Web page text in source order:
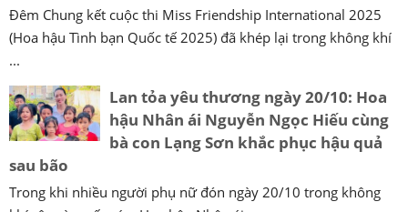
Đêm Chung kết cuộc thi Miss Friendship International 2025
(Hoa hậu Tình bạn Quốc tế 2025) đã khép lại trong không khí
...
Lan tỏa yêu thương ngày 20/10: Hoa
hậu Nhân ái Nguyễn Ngọc Hiếu cùng
bà con Lạng Sơn khắc phục hậu quả
sau bão
Trong khi nhiều người phụ nữ đón ngày 20/10 trong không